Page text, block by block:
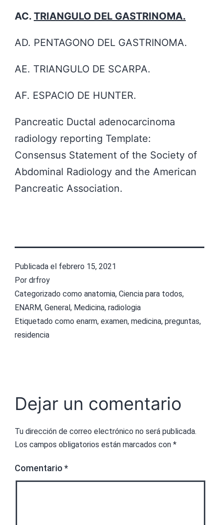
AC. TRIANGULO DEL GASTRINOMA.
AD. PENTAGONO DEL GASTRINOMA.
AE. TRIANGULO DE SCARPA.
AF. ESPACIO DE HUNTER.
Pancreatic Ductal adenocarcinoma
radiology reporting Template:
Consensus Statement of the Society of
Abdominal Radiology and the American
Pancreatic Association.
Publicada el febrero 15, 2021
Por drfroy
Categorizado como anatomia, Ciencia para todos,
ENARM, General, Medicina, radiologia
Etiquetado como enarm, examen, medicina, preguntas,
residencia
Dejar un comentario
Tu dirección de correo electrónico no será publicada.
Los campos obligatorios están marcados con *
Comentario *